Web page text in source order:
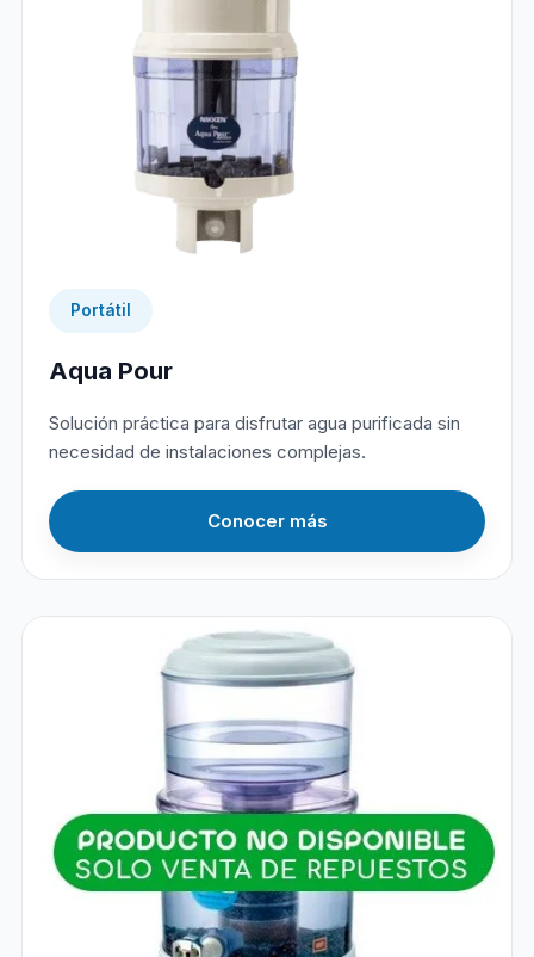
Portátil
Aqua Pour
Solución práctica para disfrutar agua purificada sin
necesidad de instalaciones complejas.
Conocer más